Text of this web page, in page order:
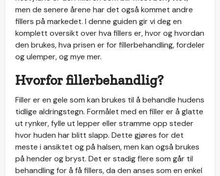
men de senere årene har det også kommet andre
fillers på markedet. I denne guiden gir vi deg en
komplett oversikt over hva fillers er, hvor og hvordan
den brukes, hva prisen er for fillerbehandling, fordeler
og ulemper, og mye mer.
Hvorfor fillerbehandlig?
Filler er en gele som kan brukes til å behandle hudens
tidlige aldringstegn. Formålet med en filler er å glatte
ut rynker, fylle ut lepper eller stramme opp steder
hvor huden har blitt slapp. Dette gjøres for det
meste i ansiktet og på halsen, men kan også brukes
på hender og bryst. Det er stadig flere som går til
behandling for å få fillers, da den anses som en enkel